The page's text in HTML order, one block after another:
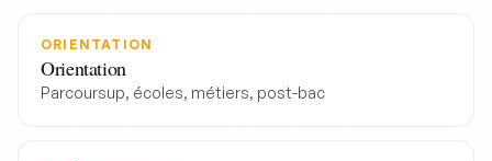
ORIENTATION
Orientation
Parcoursup, écoles, métiers, post-bac